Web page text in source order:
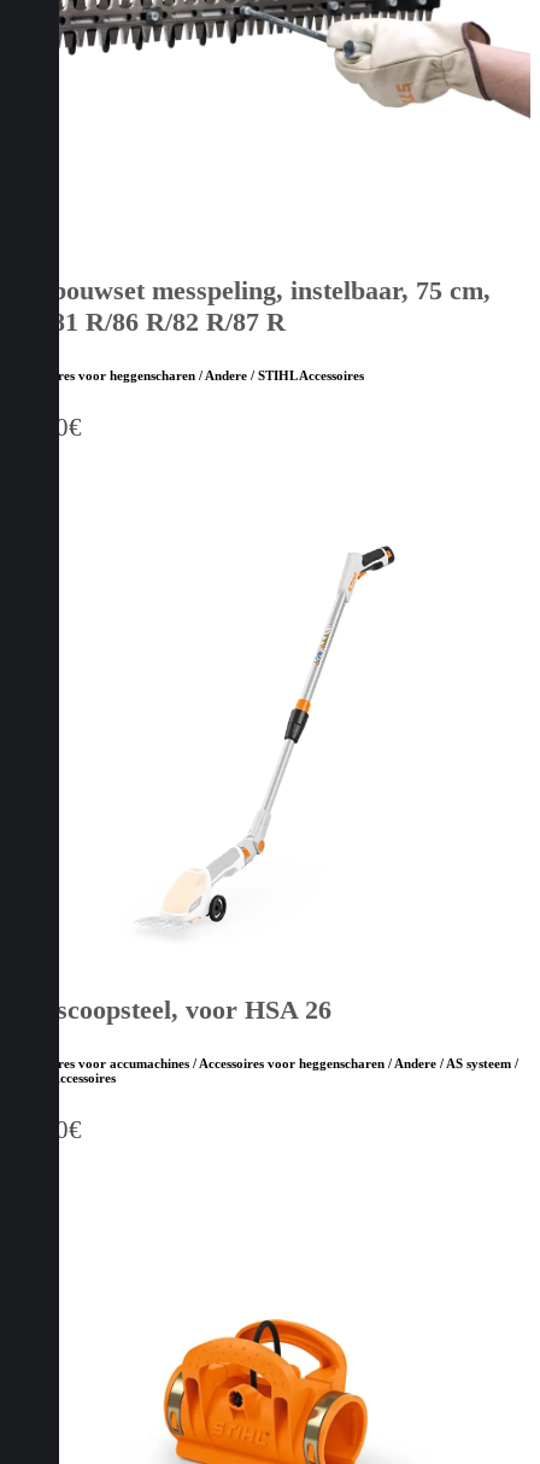
Ombouwset messpeling, instelbaar, 75 cm,
HS 81 R/86 R/82 R/87 R
Accessoires voor heggenscharen / Andere / STIHL Accessoires
26,80€
Telescoopsteel, voor HSA 26
Accessoires voor accumachines / Accessoires voor heggenscharen / Andere / AS systeem /
STIHL Accessoires
58,10€